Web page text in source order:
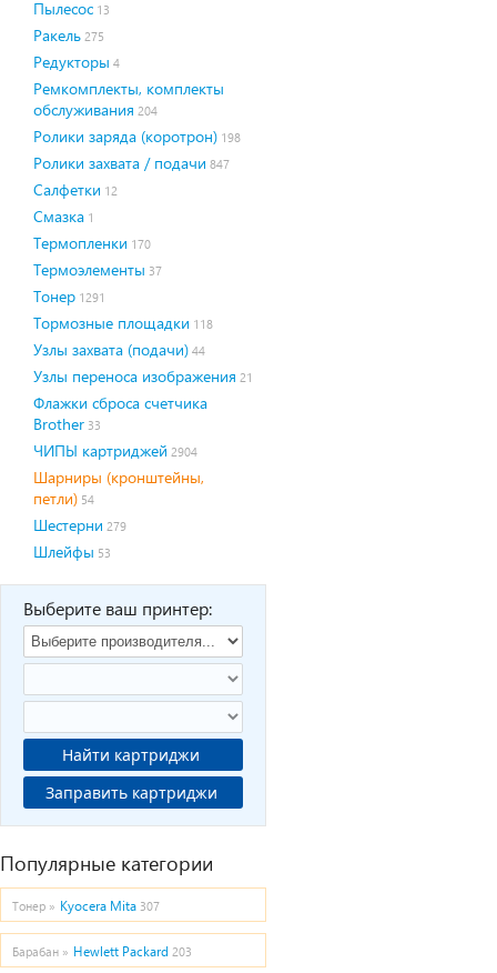
Пылесос 13
Ракель 275
Редукторы 4
Ремкомплекты, комплекты
обслуживания 204
Ролики заряда (коротрон) 198
Ролики захвата / подачи 847
Салфетки 12
Смазка 1
Термопленки 170
Термоэлементы 37
Тонер 1291
Тормозные площадки 118
Узлы захвата (подачи) 44
Узлы переноса изображения 21
Флажки сброса счетчика
Brother 33
ЧИПЫ картриджей 2904
Шарниры (кронштейны,
петли) 54
Шестерни 279
Шлейфы 53
Выберите ваш принтер:
Найти картриджи
Заправить картриджи
Популярные категории
Тонер » Kyocera Mita 307
Барабан » Hewlett Packard 203